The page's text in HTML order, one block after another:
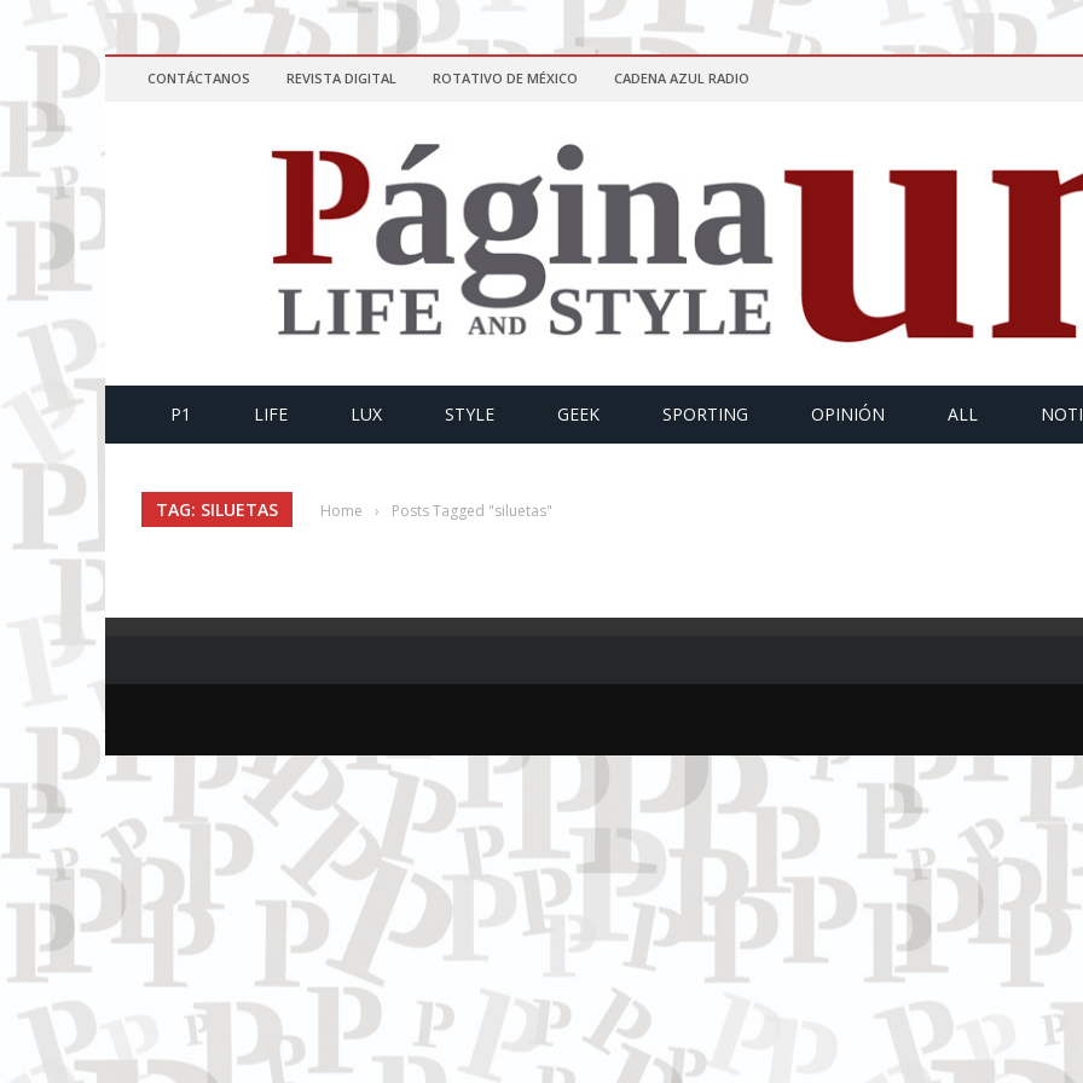
CONTÁCTANOS REVISTA DIGITAL ROTATIVO DE MÉXICO CADENA AZUL RADIO
P1 LIFE LUX STYLE GEEK SPORTING OPINIÓN ALL
TAG: SILUETAS Home › Posts Tagged "siluetas"